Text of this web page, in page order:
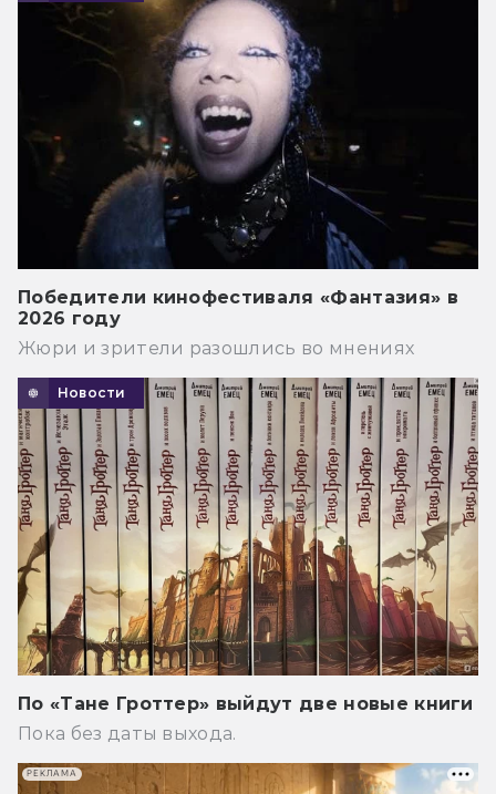
Победители кинофестиваля «Фантазия» в
2026 году
Жюри и зрители разошлись во мнениях
Новости
По «Тане Гроттер» выйдут две новые книги
Пока без даты выхода.
РЕКЛАМА